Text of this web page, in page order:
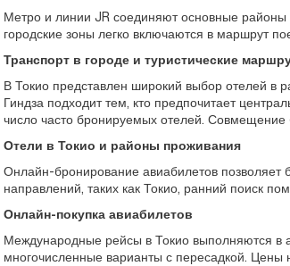
Международные рейсы в Токио выполняются в
многочисленные варианты с пересадкой. Цены
Онлайн-покупка авиабилетов
Онлайн-бронирование авиабилетов позволяет
направлений, таких как Токио, ранний поиск
Отели в Токио и районы проживания
В Токио представлен широкий выбор отелей в
Гиндза подходит тем, кто предпочитает
число часто бронируемых отелей. Совмещение
Транспорт в городе и туристические
Метро и линии JR соединяют основные
городские зоны легко включаются в маршрут